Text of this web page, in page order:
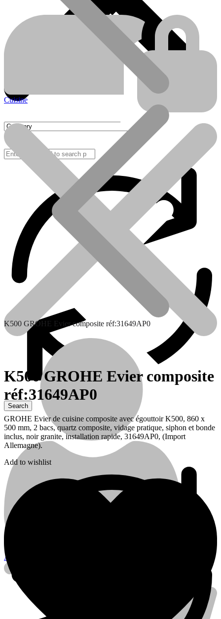
Contactez nous
Account
Cuisine
K500 GROHE Evier composite réf:31649AP0
K500 GROHE Evier composite
réf:31649AP0
GROHE Evier de cuisine composite avec égouttoir K500, 860 x
500 mm, 2 bacs, quartz composite, vidage pratique, siphon et bonde
inclus, noir granite, installation rapide, 31649AP0, (Import
Allemagne).
Add to wishlist